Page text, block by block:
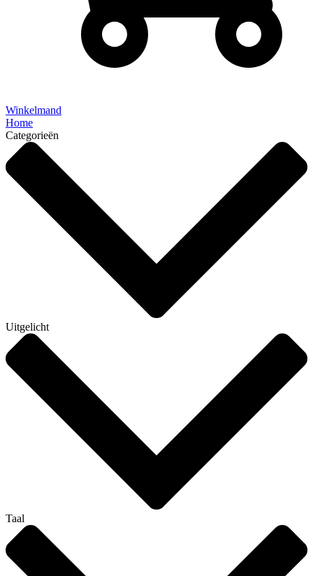
Winkelmand
Home
Categorieën
Uitgelicht
Taal